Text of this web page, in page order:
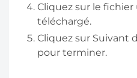
Cliquez sur le fichier
téléchargé.
Cliquez sur Suivant
pour terminer.